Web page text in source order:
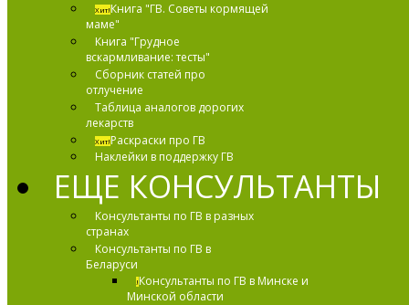
Хит!Книга "ГВ. Советы кормящей
маме"
Книга "Грудное
вскармливание: тесты"
Сборник статей про
отлучение
Таблица аналогов дорогих
лекарств
Хит!Раскраски про ГВ
Наклейки в поддержку ГВ
ЕЩЕ КОНСУЛЬТАНТЫ
Консультанты по ГВ в разных
странах
Консультанты по ГВ в
Беларуси
!Консультанты по ГВ в Минске и
Минской области